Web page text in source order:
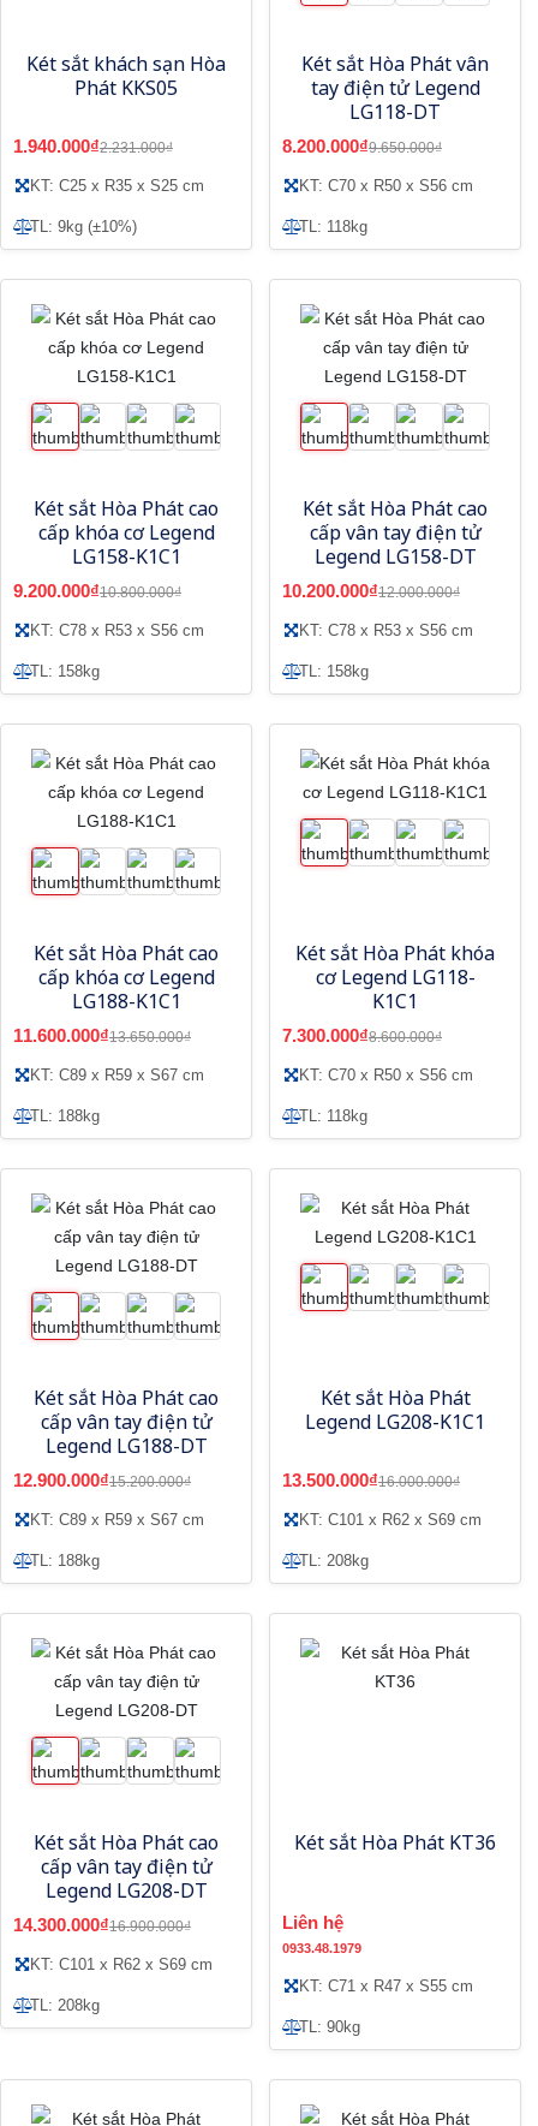
Két sắt khách sạn Hòa
Phát KKS05
1.940.000₫2.231.000₫
KT: C25 x R35 x S25 cm
TL: 9kg (±10%)
Két sắt Hòa Phát vân
tay điện tử Legend
LG118-DT
8.200.000₫9.650.000₫
KT: C70 x R50 x S56 cm
TL: 118kg
Két sắt Hòa Phát cao
cấp khóa cơ Legend
LG158-K1C1
9.200.000₫10.800.000₫
KT: C78 x R53 x S56 cm
TL: 158kg
Két sắt Hòa Phát cao
cấp vân tay điện tử
Legend LG158-DT
10.200.000₫12.000.000₫
KT: C78 x R53 x S56 cm
TL: 158kg
Két sắt Hòa Phát cao
cấp khóa cơ Legend
LG188-K1C1
11.600.000₫13.650.000₫
KT: C89 x R59 x S67 cm
TL: 188kg
Két sắt Hòa Phát khóa
cơ Legend LG118-
K1C1
7.300.000₫8.600.000₫
KT: C70 x R50 x S56 cm
TL: 118kg
Két sắt Hòa Phát cao
cấp vân tay điện tử
Legend LG188-DT
12.900.000₫15.200.000₫
KT: C89 x R59 x S67 cm
TL: 188kg
Két sắt Hòa Phát
Legend LG208-K1C1
13.500.000₫16.000.000₫
KT: C101 x R62 x S69 cm
TL: 208kg
Két sắt Hòa Phát cao
cấp vân tay điện tử
Legend LG208-DT
14.300.000₫16.900.000₫
KT: C101 x R62 x S69 cm
TL: 208kg
Két sắt Hòa Phát KT36
Liên hệ
0933.48.1979
KT: C71 x R47 x S55 cm
TL: 90kg